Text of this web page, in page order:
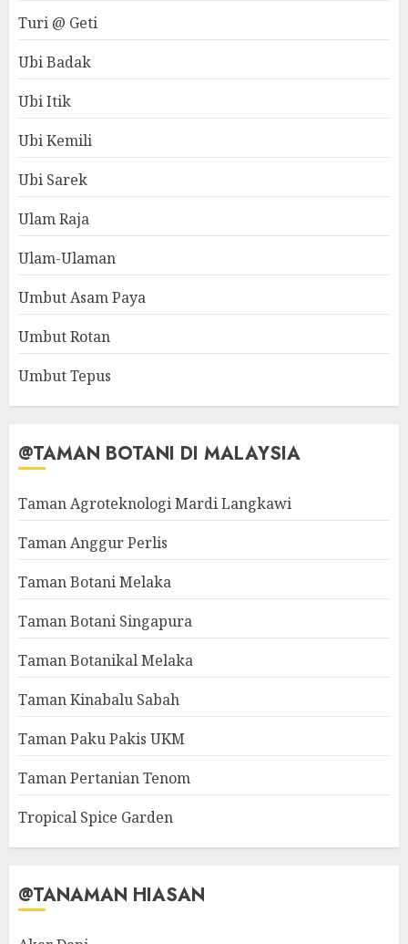
Turi @ Geti
Ubi Badak
Ubi Itik
Ubi Kemili
Ubi Sarek
Ulam Raja
Ulam-Ulaman
Umbut Asam Paya
Umbut Rotan
Umbut Tepus
@TAMAN BOTANI DI MALAYSIA
Taman Agroteknologi Mardi Langkawi
Taman Anggur Perlis
Taman Botani Melaka
Taman Botani Singapura
Taman Botanikal Melaka
Taman Kinabalu Sabah
Taman Paku Pakis UKM
Taman Pertanian Tenom
Tropical Spice Garden
@TANAMAN HIASAN